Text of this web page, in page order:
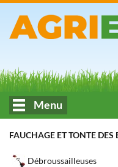
Menu
FAUCHAGE ET TONTE DES
Débroussailleuses